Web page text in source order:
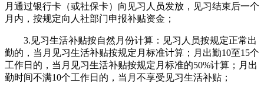
月通过银行卡（或社保卡）向见习人员发放，见习结束后一个
月内，按规定向人社部门申报补贴资金；
3.见习生活补贴按自然月份计算：见习人员按规定正常出
勤的，当月见习生活补贴按规定月标准计算；月出勤10至15个
工作日的，当月见习生活补贴按规定月标准的50%计算；月出
勤时间不满10个工作日的，当月不享受见习生活补贴；